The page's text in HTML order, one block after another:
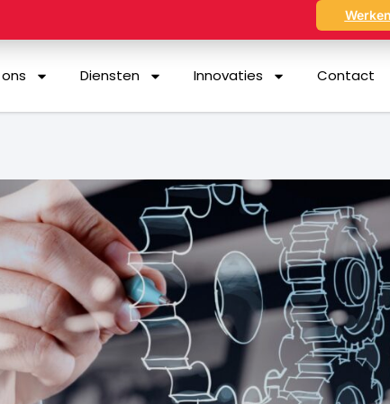
Diensten Innovaties Contact